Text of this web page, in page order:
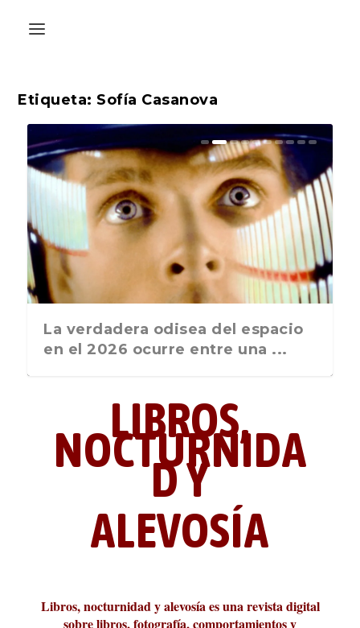
Etiqueta: Sofía Casanova
La última postal de la temporada
nos recuerda que nos vamos ...
La verdadera odisea del espacio
en el 2026 ocurre entre una ...
Liber 2026 al Fomento de la Le...
Revista Cultural Turia, númer...
10.000 pasos al día? Lo que d...
paisajística del mar de Sicil...
París
metafísicos de la novela ne...
LIBROS,
NOCTURNIDA
D Y
ALEVOSÍA
Libros, nocturnidad y alevosía es una revista digital
sobre libros, fotografía, comportamientos y